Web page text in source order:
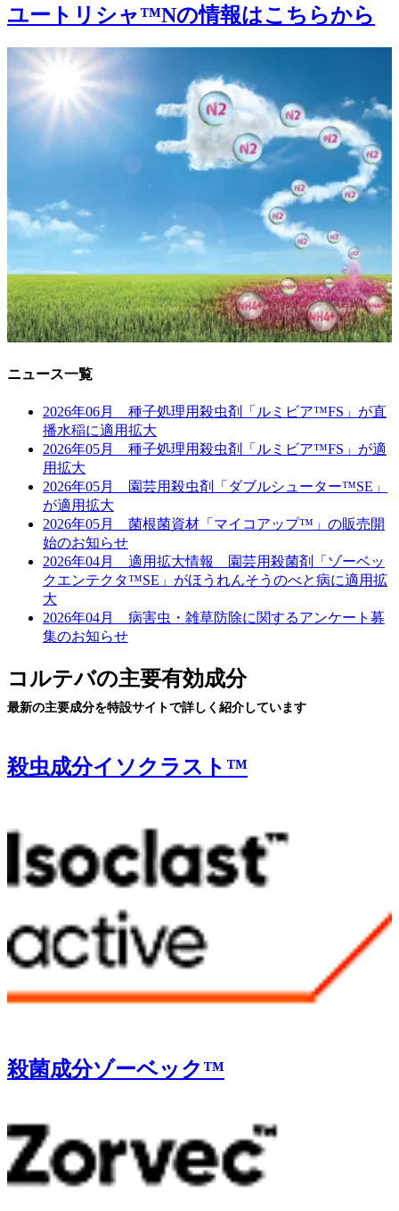
ユートリシャ™Nの情報はこちらから
ニュース一覧
2026年06月 種子処理用殺虫剤「ルミビア™FS」が直
播水稲に適用拡大
2026年05月 種子処理用殺虫剤「ルミビア™FS」が適
用拡大
2026年05月 園芸用殺虫剤「ダブルシューター™SE」
が適用拡大
2026年05月 菌根菌資材「マイコアップ™」の販売開
始のお知らせ
2026年04月 適用拡大情報 園芸用殺菌剤「ゾーベッ
クエンテクタ™SE」がほうれんそうのべと病に適用拡
大
2026年04月 病害虫・雑草防除に関するアンケート募
集のお知らせ
コルテバの主要有効成分
最新の主要成分を特設サイトで詳しく紹介しています
殺虫成分イソクラスト™
殺菌成分ゾーベック™